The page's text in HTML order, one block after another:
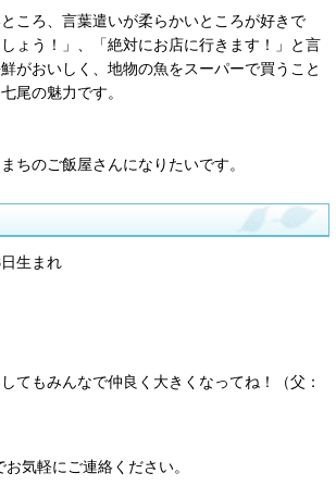
ころ、言葉遣いが柔らかいところが好きで
ょう！」、「絶対にお店に行きます！」と言
がおいしく、地物の魚をスーパーで買うこと
尾の魅力です。
ちのご飯屋さんになりたいです。
生まれ
てもみんなで仲良く大きくなってね！（父：
気軽にご連絡ください。